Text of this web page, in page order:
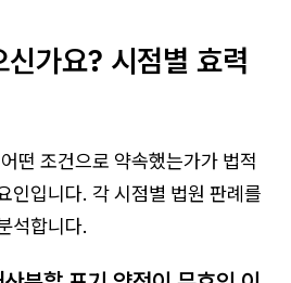
가요? 시점별 효력
떤 조건으로 약속했는가가 법적
인입니다. 각 시점별 법원 판례를
석합니다.